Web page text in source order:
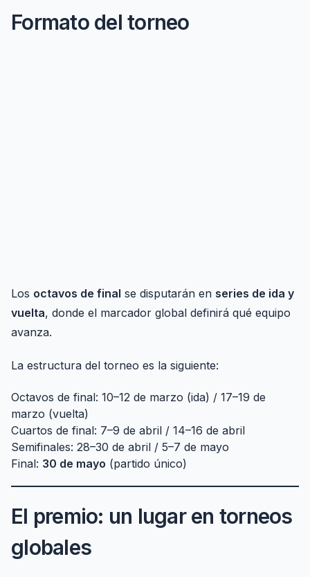
Formato del torneo
Los octavos de final se disputarán en series de ida y
vuelta, donde el marcador global definirá qué equipo
avanza.
La estructura del torneo es la siguiente:
Octavos de final: 10–12 de marzo (ida) / 17–19 de
marzo (vuelta)
Cuartos de final: 7–9 de abril / 14–16 de abril
Semifinales: 28–30 de abril / 5–7 de mayo
Final: 30 de mayo (partido único)
El premio: un lugar en torneos
globales